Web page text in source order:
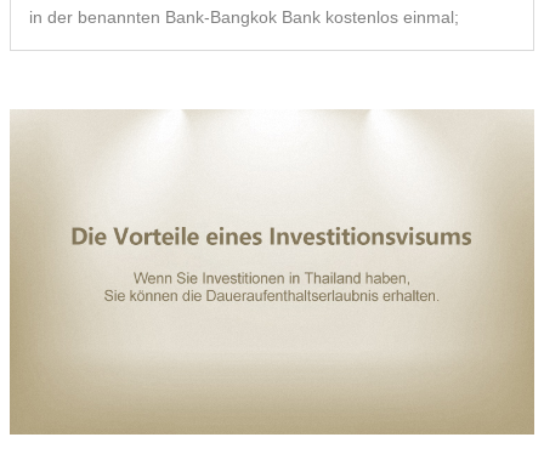
in der benannten Bank-Bangkok Bank kostenlos einmal;